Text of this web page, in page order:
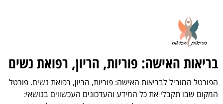
בריאות האישה: פוריות, הריון, רפואת נשים
הפורטל המוביל לבריאות האישה: פוריות, הריון, רפואת נשים. פורטל
המקום שבו תקבלי את כל המידע והעדכונים העכשווים בנושאי: